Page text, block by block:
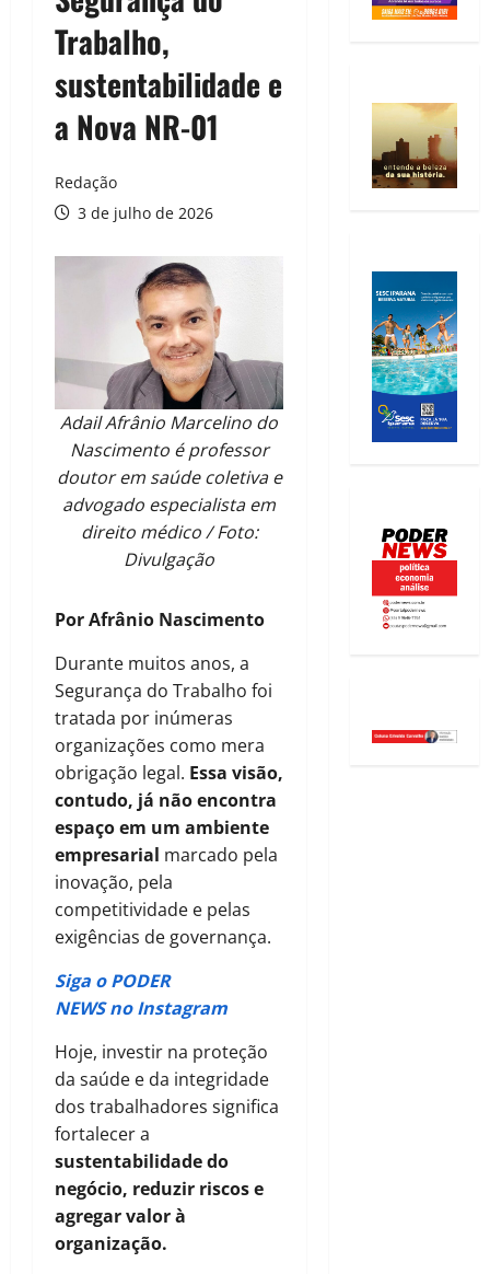
Trabalho,
sustentabilidade e
a Nova NR-01
Redação
3 de julho de 2026
Adail Afrânio Marcelino do
Nascimento é professor
doutor em saúde coletiva e
advogado especialista em
direito médico / Foto:
Divulgação
Por Afrânio Nascimento
Durante muitos anos, a
Segurança do Trabalho foi
tratada por inúmeras
organizações como mera
obrigação legal. Essa visão,
contudo, já não encontra
espaço em um ambiente
empresarial marcado pela
inovação, pela
competitividade e pelas
exigências de governança.
Siga o PODER
NEWS no Instagram
Hoje, investir na proteção
da saúde e da integridade
dos trabalhadores significa
fortalecer a
sustentabilidade do
negócio, reduzir riscos e
agregar valor à
organização.